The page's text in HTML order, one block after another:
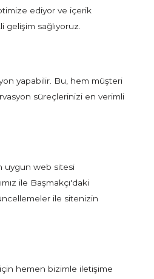
ediyor ve içerik
sağlıyoruz.
yapabilir. Bu, hem müşteri
süreçlerinizi en verimli
uygun web sitesi
ile Başmakçı'daki
ile sitenizin
hemen bizimle iletişime